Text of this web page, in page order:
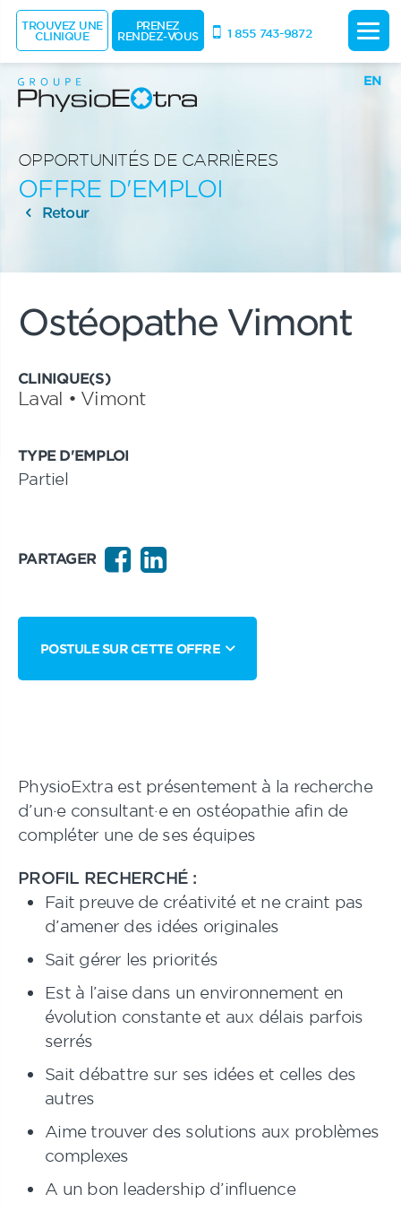
EN
OPPORTUNITÉS DE CARRIÈRES
OFFRE D'EMPLOI
Retour
Ostéopathe Vimont
CLINIQUE(S)
Laval • Vimont
TYPE D'EMPLOI
Partiel
PARTAGER
POSTULE SUR CETTE OFFRE
PhysioExtra est présentement à la recherche
d’un·e consultant·e en ostéopathie afin de
compléter une de ses équipes
PROFIL RECHERCHÉ :
Fait preuve de créativité et ne craint pas
d’amener des idées originales
Sait gérer les priorités
Est à l’aise dans un environnement en
évolution constante et aux délais parfois
serrés
Sait débattre sur ses idées et celles des
autres
Aime trouver des solutions aux problèmes
complexes
A un bon leadership d’influence
TROUVEZ UNE
CLINIQUE
PRENEZ
RENDEZ-VOUS 1 855 743-9872